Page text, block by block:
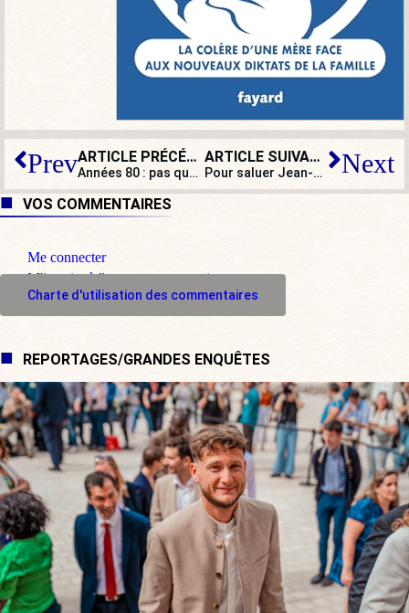
Prev ARTICLE PRÉCÉDENT
Années 80 : pas que Nathalie Loiseau à fréquenter « l’extrême droite »…
ARTICLE SUIVANT
Pour saluer Jean-Pierre Marielle Next
VOS COMMENTAIRES
Me connecter
M'inscrire à l'espace commentaire
Charte d'utilisation des commentaires
REPORTAGES/GRANDES ENQUÊTES